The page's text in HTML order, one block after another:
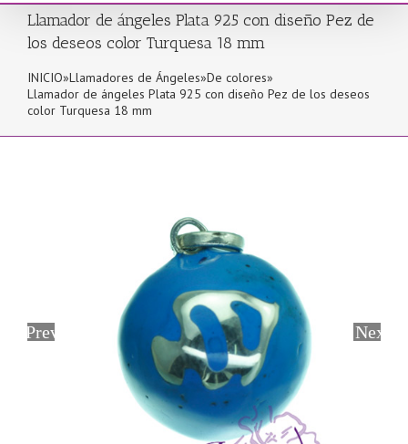
Llamador de ángeles Plata 925 con diseño Pez de
los deseos color Turquesa 18 mm
INICIO»Llamadores de Ángeles»De colores»
Llamador de ángeles Plata 925 con diseño Pez de los deseos
color Turquesa 18 mm
Previous Next